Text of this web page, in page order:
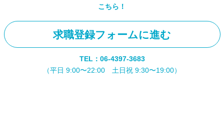
こちら！
求職登録フォームに進む
TEL：06-4397-3683
（平日 9:00〜22:00 土日祝 9:30〜19:00）